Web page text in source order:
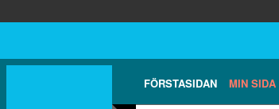
FÖRSTASIDAN MIN SIDA